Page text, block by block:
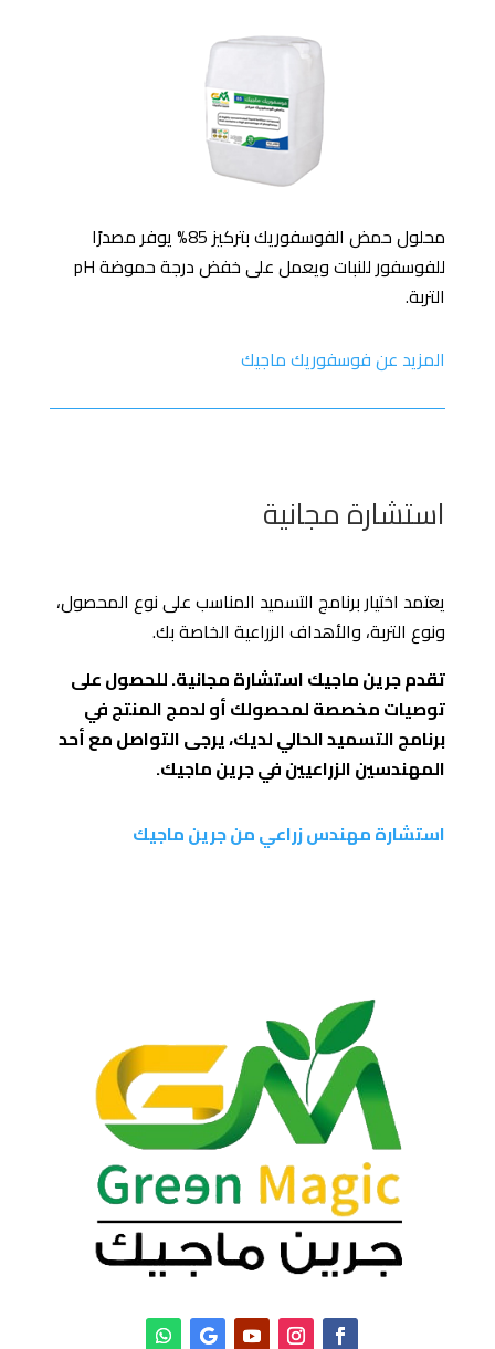
محلول حمض الفوسفوريك بتركيز 85% يوفر مصدرًا
للفوسفور للنبات ويعمل على خفض درجة حموضة pH
التربة.
المزيد عن فوسفوريك ماجيك
استشارة مجانية
يعتمد اختيار برنامج التسميد المناسب على نوع المحصول،
ونوع التربة، والأهداف الزراعية الخاصة بك.
تقدم جرين ماجيك استشارة مجانية. للحصول على
توصيات مخصصة لمحصولك أو لدمج المنتج في
برنامج التسميد الحالي لديك، يرجى التواصل مع أحد
المهندسين الزراعيين في جرين ماجيك.
استشارة مهندس زراعي من جرين ماجيك